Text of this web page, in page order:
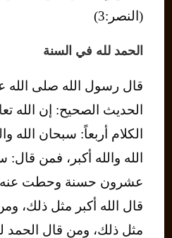
(النصر:3)
الحمد لله في السنة
قال رسول الله صلى الله
الحديث الصحيح: إن
الكلام أربعاً: سبحان الله
الله والله أكبر، فمن
عشرون حسنة وحطت عنه
قال الله أكبر مثل ذلك، ومن
مثل ذلك، ومن قال الحمد